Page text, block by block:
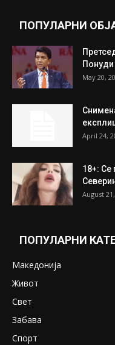
ПОПУЛАРНИ
May 20,
April 24,
18+: Се
August
ПОПУЛАРНИ
Македонија
Живот
Свет
Забава
Спорт